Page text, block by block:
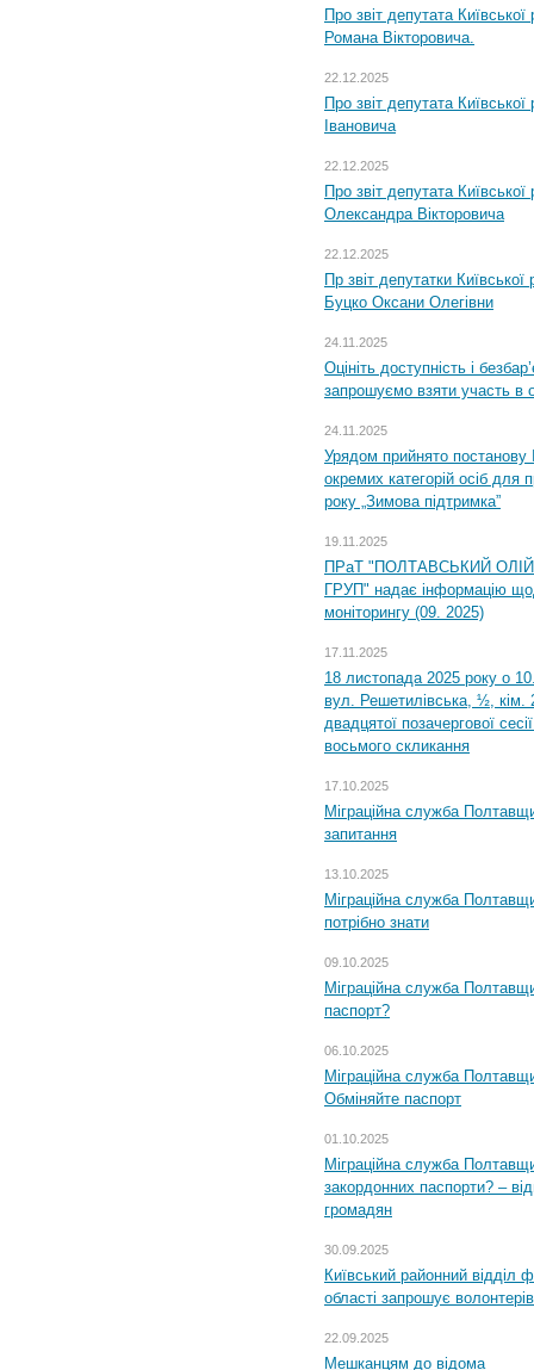
Про звіт депутата
Романа Вікторовича.
22.12.2025
Про звіт депутата
Івановича
22.12.2025
Про звіт депутата
Олександра Вікторовича
22.12.2025
Пр звіт депутатки
Буцко Оксани Олегівни
24.11.2025
Оцініть доступність і
запрошуємо взяти участь в
24.11.2025
Урядом прийнято постанову
окремих категорій осіб для
року „Зимова підтримка”
19.11.2025
ПРаТ "ПОЛТАВСЬКИЙ
ГРУП" надає інформацію
моніторингу (09. 2025)
17.11.2025
18 листопада 2025 року о
вул. Решетилівська, ½, кім.
двадцятої позачергової
восьмого скликання
17.10.2025
Міграційна служба
запитання
13.10.2025
Міграційна служба
потрібно знати
09.10.2025
Міграційна служба
паспорт?
06.10.2025
Міграційна служба
Обміняйте паспорт
01.10.2025
Міграційна служба
закордонних паспорти? –
громадян
30.09.2025
Київський районний відділ
області запрошує
22.09.2025
Мешканцям до відома